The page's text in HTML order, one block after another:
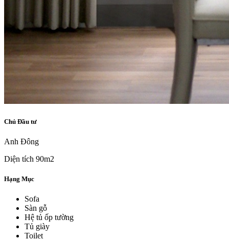
Chủ Đầu tư
Anh Đông
Diện tích 90m2
Hạng Mục
Sofa
Sàn gỗ
Hệ tủ ốp tường
Tủ giày
Toilet